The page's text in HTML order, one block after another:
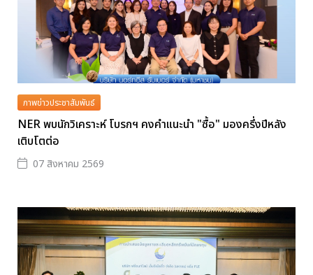
ภาพข่าวประชาสัมพันธ์
NER พบนักวิเคราะห์ โบรกฯ คงคำแนะนำ "ซื้อ" มองครึ่งปีหลัง
เติบโตต่อ
07 สิงหาคม 2569